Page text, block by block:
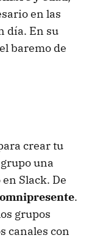
en las
día. En su
baremo de
crear tu
una
Slack. De
.
grupos
canales con